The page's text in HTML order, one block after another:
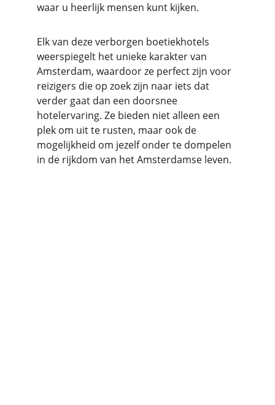
waar u heerlijk mensen kunt kijken.
Elk van deze verborgen boetiekhotels
weerspiegelt het unieke karakter van
Amsterdam, waardoor ze perfect zijn voor
reizigers die op zoek zijn naar iets dat
verder gaat dan een doorsnee
hotelervaring. Ze bieden niet alleen een
plek om uit te rusten, maar ook de
mogelijkheid om jezelf onder te dompelen
in de rijkdom van het Amsterdamse leven.